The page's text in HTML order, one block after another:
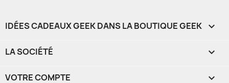
IDÉES CADEAUX GEEK DANS LA BOUTIQUE GEEK 
LA SOCIÉTÉ 
VOTRE COMPTE 